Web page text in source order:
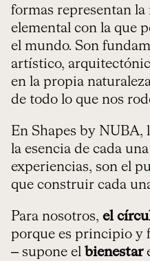
formas representan
elemental con la que
el mundo. Son
artístico,
en la propia
de todo lo que nos
En Shapes by NUBA,
la esencia de cada
experiencias, son el
que construir cada
Para nosotros, el
porque es principio y
– supone el bienestar